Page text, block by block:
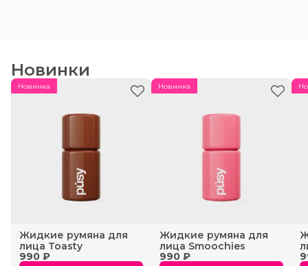
Новинки
Новинка
Жидкие румяна для
лица Toasty
990 ₽
Новинка
Жидкие румяна для
лица Smoochies
990 ₽